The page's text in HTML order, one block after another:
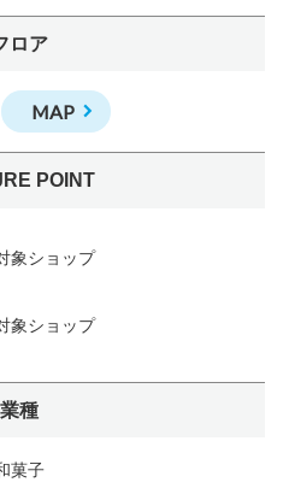
ロア
MAP
POINT
象ショップ
象ショップ
業種
菓子